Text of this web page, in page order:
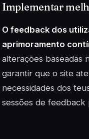
Implementar
O feedback dos
aprimoramento
alterações baseadas
garantir que o site
necessidades dos
sessões de feedback